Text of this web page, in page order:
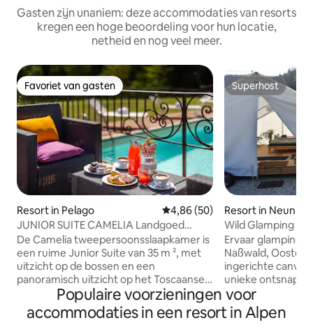
Gasten zijn unaniem: deze accommodaties van resorts
kregen een hoge beoordeling voor hun locatie,
netheid en nog veel meer.
Favoriet van gasten
Favoriet van gasten
Resort in Pelago Gemiddelde beoordeling van
4,86 (50)
JUNIOR SUITE CAMELIA Landgoed
Risalpiano
De Camelia tweepersoonsslaapkamer is
een ruime Junior Suite van 35 m ², met
uitzicht op de bossen en een
panoramisch uitzicht op het Toscaanse
platteland, waar je de heuvels kunt
bewonderen tot Florence en een
prachtige zonsondergang. Het heeft
Superhost
Superhost
Resort in
Wild Glamping in
Schneeberg
Ervaar glamping
Naßwald,
ingerichte
unieke
Geniet van
je eigen
bij het kampvuur
Populaire voorzieningen voor
accommodaties in een resort in Alpen